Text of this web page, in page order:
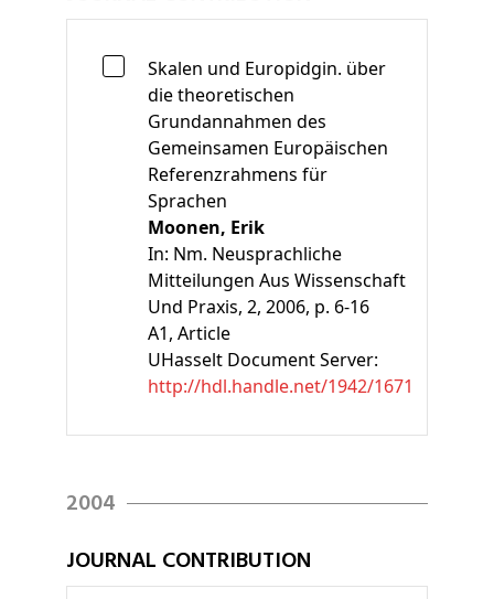
Skalen und Europidgin. über
die theoretischen
Grundannahmen des
Gemeinsamen Europäischen
Referenzrahmens für
Sprachen
Moonen, Erik
In: Nm. Neusprachliche
Mitteilungen Aus Wissenschaft
Und Praxis, 2, 2006, p. 6-16
A1, Article
UHasselt Document Server:
http://hdl.handle.net/1942/1671
2004
JOURNAL CONTRIBUTION